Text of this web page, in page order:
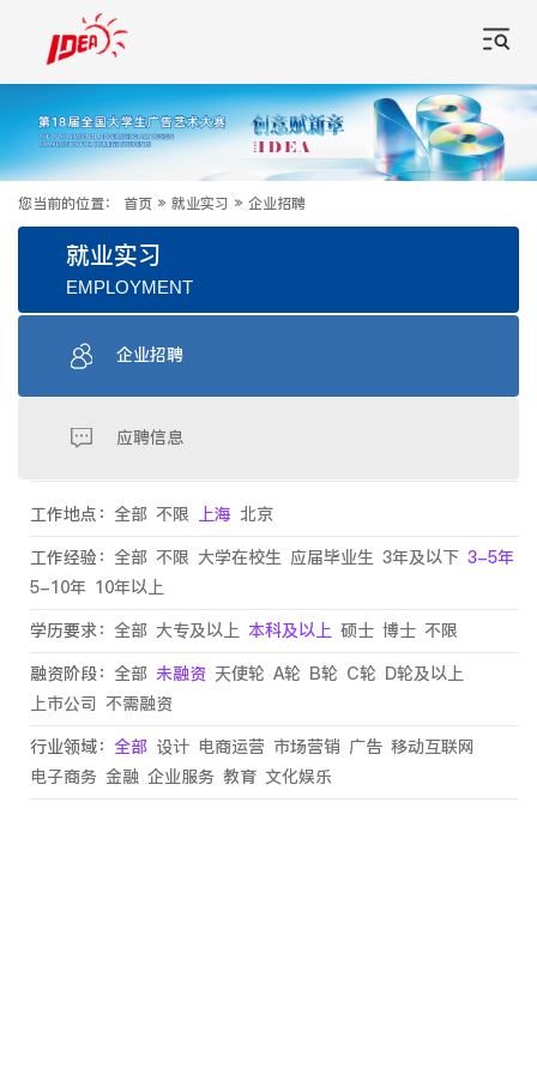
您当前的位置： 首页 » 就业实习 » 企业招聘
就业实习
EMPLOYMENT
企业招聘
应聘信息
工作地点： 全部 不限 上海 北京
工作经验： 全部 不限 大学在校生 应届毕业生 3年及以下 3-5年
5-10年 10年以上
学历要求： 全部 大专及以上 本科及以上 硕士 博士 不限
融资阶段： 全部 未融资 天使轮 A轮 B轮 C轮 D轮及以上
上市公司 不需融资
行业领域： 全部 设计 电商运营 市场营销 广告 移动互联网
电子商务 金融 企业服务 教育 文化娱乐